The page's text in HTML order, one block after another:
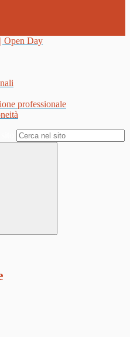
Open Day
professionale